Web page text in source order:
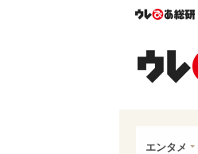
エンタメ